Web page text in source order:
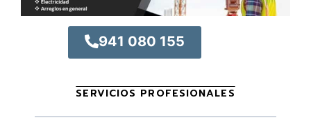
941 080 155
SERVICIOS PROFESIONALES